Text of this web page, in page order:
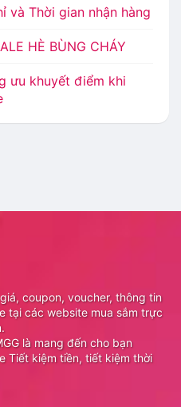
và Thời gian nhận hàng
HÈ BÙNG CHÁY
ưu khuyết điểm khi
coupon, voucher, thông tin
tại các website mua sắm trực
là mang đến cho bạn
Tiết kiệm tiền, tiết kiệm thời